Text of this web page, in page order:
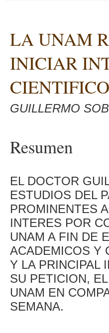
LA UNAM
INICIAR
GUILLERMO
Resumen
EL DOCTOR
ESTUDIOS DEL
PROMINENTES
INTERES POR
UNAM A FIN DE
ACADEMICOS Y
Y LA PRINCIPAL
SU PETICION,
UNAM EN
SEMANA.